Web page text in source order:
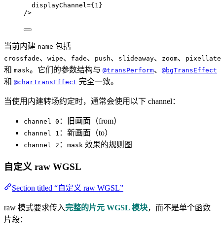
displayChannel ={ 1 }
/>
当前内建 name 包括
crossfade、 wipe、 fade、 push、 slideaway、 zoom、 pixellate
和 mask。它们的参数结构与 @transPerform、 @bgTransEffect
和 @charTransEffect 完全一致。
当使用内建转场约定时，通常会使用以下 channel：
channel 0 ：旧画面（from）
channel 1 ：新画面（to）
channel 2 ： mask 效果的规则图
自定义 raw WGSL
Section titled “自定义 raw WGSL”
raw 模式要求传入完整的片元 WGSL 模块，而不是单个函数
片段：